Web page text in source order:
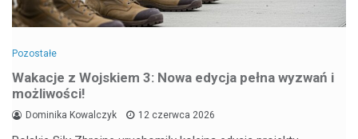
Pozostałe
Wakacje z Wojskiem 3: Nowa edycja pełna wyzwań i
możliwości!
Dominika Kowalczyk 12 czerwca 2026